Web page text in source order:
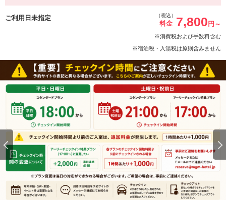
ご利用日未指定 （税込）
料金 7,800 円～
※消費税および手数料含む
※宿泊税・入湯税は原則含みません